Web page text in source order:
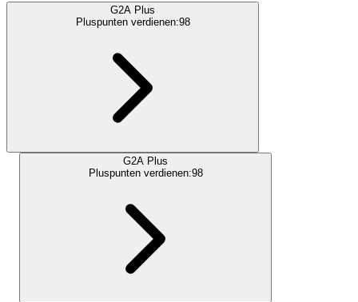
G2A Plus
Pluspunten verdienen:98
G2A Plus
Pluspunten verdienen:98